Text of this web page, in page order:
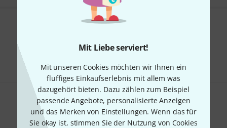
Mit Liebe serviert!
Mit unseren Cookies möchten wir Ihnen ein
fluffiges Einkaufserlebnis mit allem was
dazugehört bieten. Dazu zählen zum Beispiel
passende Angebote, personalisierte Anzeigen
und das Merken von Einstellungen. Wenn das für
Sie okay ist, stimmen Sie der Nutzung von Cookies
Teilen Hilfe & Feedback